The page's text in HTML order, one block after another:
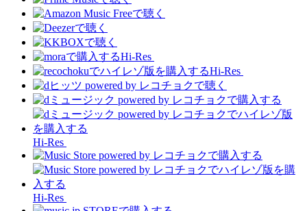
Hi-Res
Hi-Res
Hi-Res
Hi-Res